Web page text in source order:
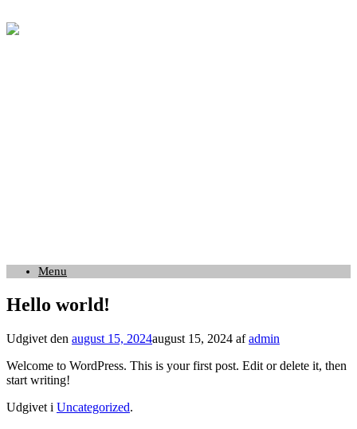
til
Menu
Hello world!
Udgivet den august 15, 2024august 15, 2024 afadmin
Welcome to WordPress. This is your first post. Edit or delete it, then
start writing!
Udgivet i Uncategorized.